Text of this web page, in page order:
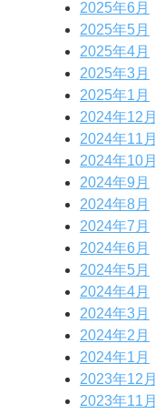
2025年6月
2025年5月
2025年4月
2025年3月
2025年1月
2024年12月
2024年11月
2024年10月
2024年9月
2024年8月
2024年7月
2024年6月
2024年5月
2024年4月
2024年3月
2024年2月
2024年1月
2023年12月
2023年11月